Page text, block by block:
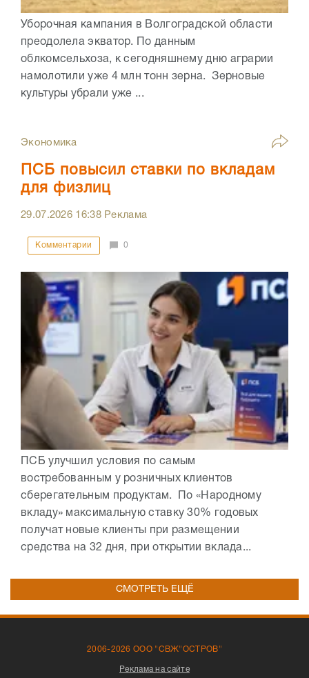
Уборочная кампания в Волгоградской области
преодолела экватор. По данным
облкомсельхоза, к сегодняшнему дню аграрии
намолотили уже 4 млн тонн зерна. Зерновые
культуры убрали уже ...
Экономика
ПСБ повысил ставки по вкладам
для физлиц
29.07.2026 16:38Реклама
Комментарии 0
ПСБ улучшил условия по самым
востребованным у розничных клиентов
сберегательным продуктам. По «Народному
вкладу» максимальную ставку 30% годовых
получат новые клиенты при размещении
средства на 32 дня, при открытии вклада...
СМОТРЕТЬ ЕЩЁ
2006-2026 ООО "СВЖ"ОСТРОВ"
Реклама на сайте